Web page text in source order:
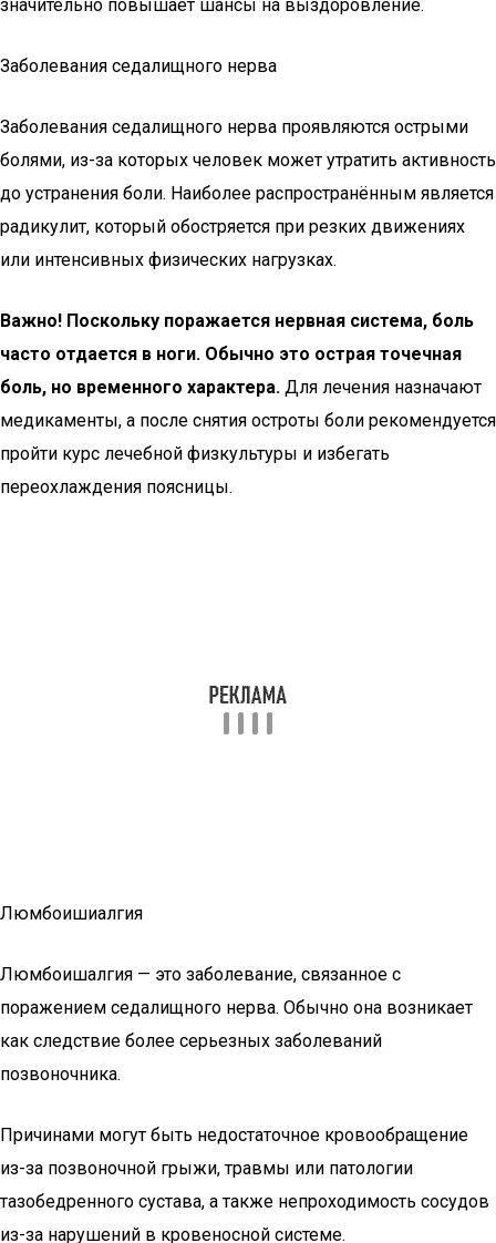
значительно повышает шансы на выздоровление.
Заболевания седалищного нерва
Заболевания седалищного нерва проявляются острыми
болями, из-за которых человек может утратить активность
до устранения боли. Наиболее распространённым является
радикулит, который обостряется при резких движениях
или интенсивных физических нагрузках.
Важно! Поскольку поражается нервная система, боль
часто отдается в ноги. Обычно это острая точечная
боль, но временного характера. Для лечения назначают
медикаменты, а после снятия остроты боли рекомендуется
пройти курс лечебной физкультуры и избегать
переохлаждения поясницы.
Люмбоишиалгия
Люмбоишалгия — это заболевание, связанное с
поражением седалищного нерва. Обычно она возникает
как следствие более серьезных заболеваний
позвоночника.
Причинами могут быть недостаточное кровообращение
из-за позвоночной грыжи, травмы или патологии
тазобедренного сустава, а также непроходимость сосудов
из-за нарушений в кровеносной системе.